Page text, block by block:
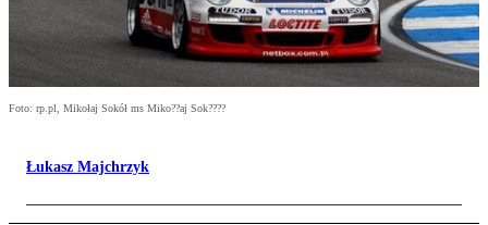
Foto: rp.pl, Mikołaj Sokół ms Miko??aj Sok????
Łukasz Majchrzyk